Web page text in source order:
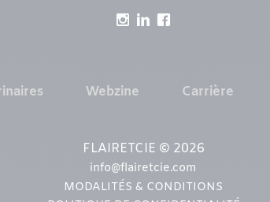
Webzine Carrière
MODALITÉS & CONDITIONS
FLAIRETCIE © 2026
info@flairetcie.com